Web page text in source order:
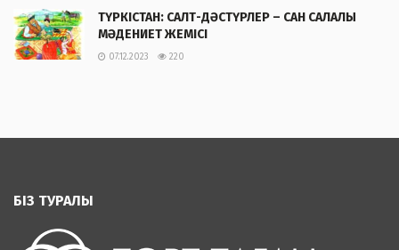
ТҮРКІСТАН: САЛТ-ДӘСТҮРЛЕР – САН САЛАЛЫ
МӘДЕНИЕТ ЖЕМІСІ
07.12.2023 220
БІЗ ТУРАЛЫ